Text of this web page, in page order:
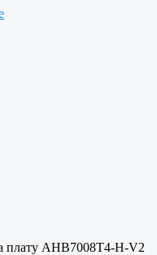
плату AHB7008T4-H-V2